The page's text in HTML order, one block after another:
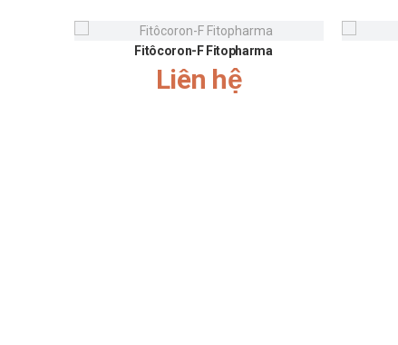
Fitôcoron-F Fitopharma
Liên hệ